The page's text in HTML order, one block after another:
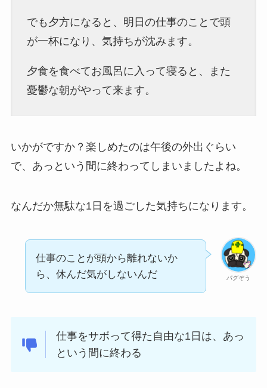
でも夕方になると、明日の仕事のことで頭
が一杯になり、気持ちが沈みます。
夕食を食べてお風呂に入って寝ると、また
憂鬱な朝がやって来ます。
いかがですか？楽しめたのは午後の外出ぐらい
で、あっという間に終わってしまいましたよね。
なんだか無駄な1日を過ごした気持ちになります。
パグぞう
仕事のことが頭から離れないか
ら、休んだ気がしないんだ
仕事をサボって得た自由な1日は、あっ
という間に終わる